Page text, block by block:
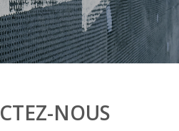
NOUS